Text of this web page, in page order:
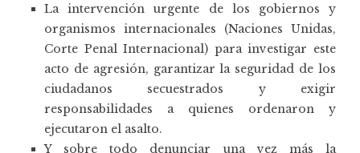
La intervención urgente de los gobiernos y
organismos internacionales (Naciones Unidas,
Corte Penal Internacional) para investigar este
acto de agresión, garantizar la seguridad de los
ciudadanos secuestrados y exigir
responsabilidades a quienes ordenaron y
ejecutaron el asalto.
Y sobre todo denunciar una vez más la